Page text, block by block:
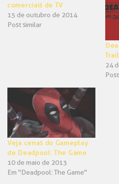
comerciais de TV
15 de outubro de 2014
Post similar
24
Veja cenas do Gameplay
de Deadpool: The Game
10 de maio de 2013
Em "Deadpool: The Game"